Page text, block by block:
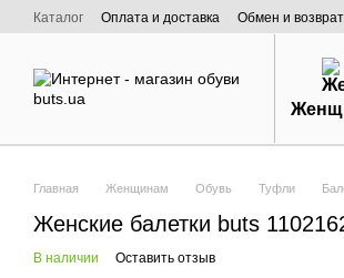
Перейти к основному контенту
Каталог Оплата и доставка Обмен и возврат
О нас
Главная Женщинам Обувь Туфли
Женские балетки buts
В наличии Оставить отзыв